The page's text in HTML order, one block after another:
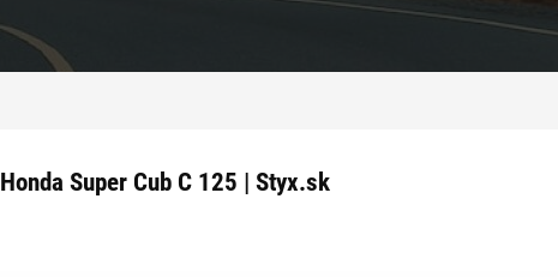
Honda Super Cub C 125 | Styx.sk